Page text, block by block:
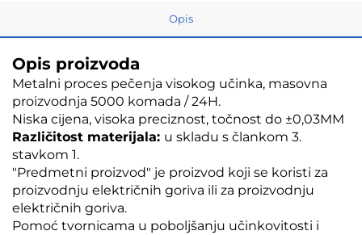
Opis
Opis proizvoda
Metalni proces pečenja visokog učinka, masovna
proizvodnja 5000 komada / 24H.
Niska cijena, visoka preciznost, točnost do ±0,03MM
Različitost materijala: u skladu s člankom 3.
stavkom 1.
"Predmetni proizvod" je proizvod koji se koristi za
proizvodnju električnih goriva ili za proizvodnju
električnih goriva.
Pomoć tvornicama u poboljšanju učinkovitosti i